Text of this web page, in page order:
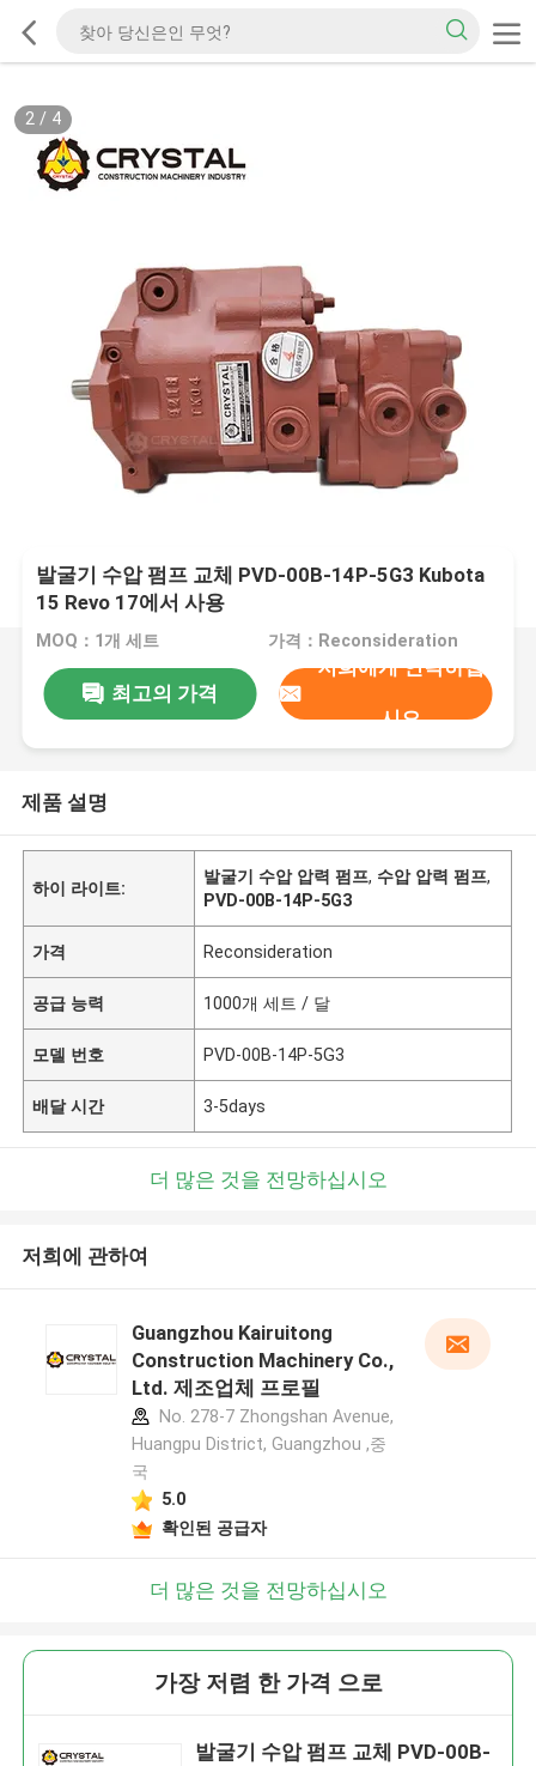
2/ 4
발굴기 수압 펌프 교체 PVD-00B-14P-5G3 Kubota
15 Revo 17에서 사용
MOQ：1개 세트 가격：Reconsideration
최고의 가격
저희에게 연락하십
시오
제품 설명
하이 라이트:
발굴기 수압 압력 펌프, 수압 압력 펌프,
PVD-00B-14P-5G3
가격 Reconsideration
공급 능력 1000개 세트 / 달
모델 번호 PVD-00B-14P-5G3
배달 시간 3-5days
더 많은 것을 전망하십시오
저희에 관하여
Guangzhou Kairuitong
Construction Machinery Co.,
Ltd. 제조업체 프로필
No. 278-7 Zhongshan Avenue,
Huangpu District, Guangzhou ,중
국
5.0
확인된 공급자
더 많은 것을 전망하십시오
가장 저렴 한 가격 으로
발굴기 수압 펌프 교체 PVD-00B-